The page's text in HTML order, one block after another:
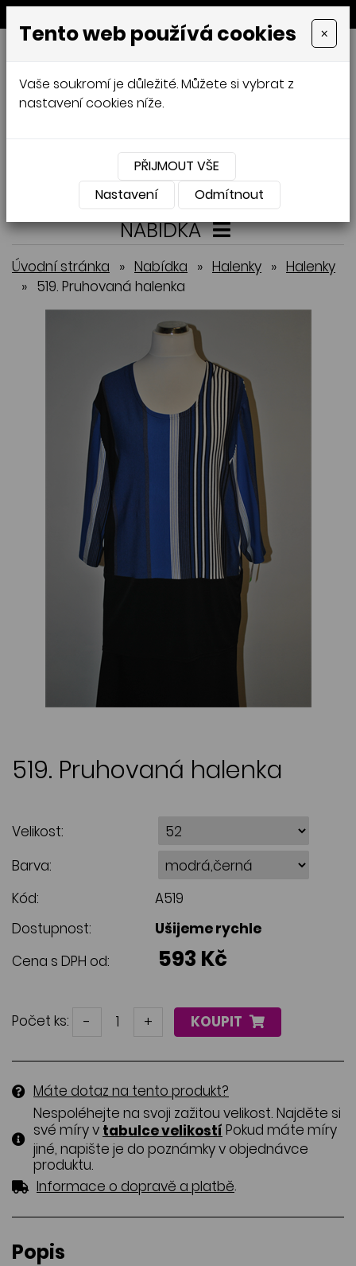
MENU
GALAMODA-XXL
Jana Mládková
XXL,ČESKÁ VÝROBA
Přihlásit Košík 0
NABÍDKA
Úvodní stránka » Nabídka » Halenky » Halenky
» 519. Pruhovaná halenka
519. Pruhovaná halenka
Velikost:
Barva:
Kód:
A519
Dostupnost:
Ušijeme rychle
Cena s DPH od:
593 Kč
Počet ks: - + KOUPIT
Máte dotaz na tento produkt?
Nespoléhejte na svoji zažitou velikost. Najděte si
své míry v tabulce velikostí Pokud máte míry
jiné, napište je do poznámky v objednávce
produktu.
Informace o dopravě a platbě.
Popis
Tento web používá cookies ×
Vaše soukromí je důležité. Můžete si vybrat z
nastavení cookies níže.
PŘIJMOUT VŠE
Nastavení
Odmítnout